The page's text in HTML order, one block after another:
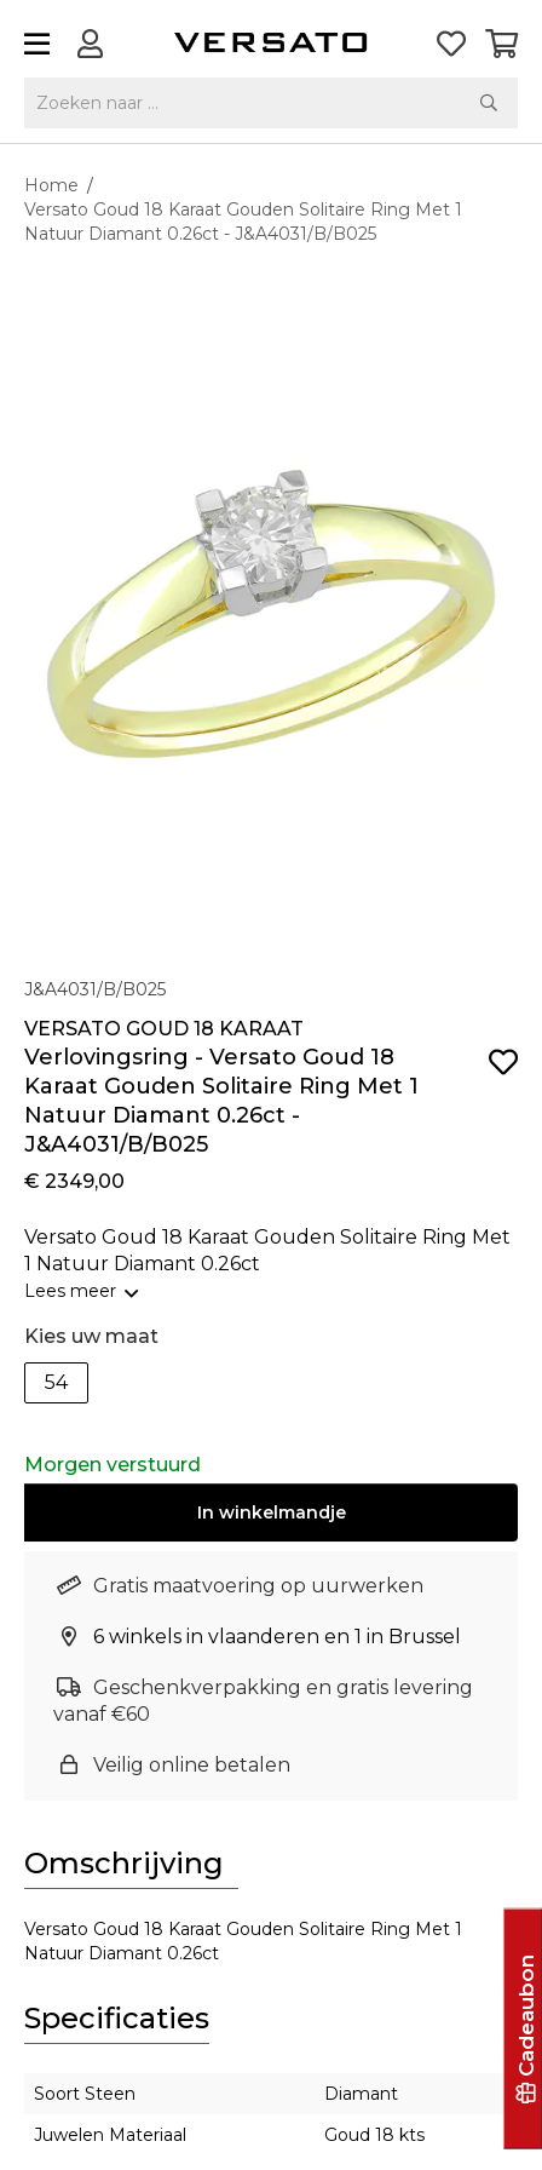
Home /
Versato Goud 18 Karaat Gouden Solitaire Ring Met 1
Natuur Diamant 0.26ct - J&A4031/B/B025
J&A4031/B/B025
VERSATO GOUD 18 KARAAT
Verlovingsring - Versato Goud 18
Karaat Gouden Solitaire Ring Met 1
Natuur Diamant 0.26ct -
J&A4031/B/B025
€ 2349,00
Versato Goud 18 Karaat Gouden Solitaire Ring Met
1 Natuur Diamant 0.26ct
Lees meer
Kies uw maat
54
Morgen verstuurd
In winkelmandje
Gratis maatvoering op uurwerken
6 winkels in vlaanderen en 1 in Brussel
Geschenkverpakking en gratis levering
vanaf €60
Veilig online betalen
Omschrijving
Versato Goud 18 Karaat Gouden Solitaire Ring Met 1
Natuur Diamant 0.26ct
Specificaties
Soort Steen
Diamant
Juwelen Materiaal
Goud 18 kts
Cadeaubon